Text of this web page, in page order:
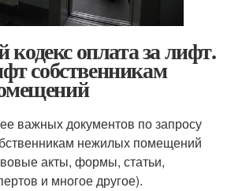
оплата за лифт.
собственникам
важных документов по запросу
нежилых помещений
акты, формы, статьи,
и многое другое).